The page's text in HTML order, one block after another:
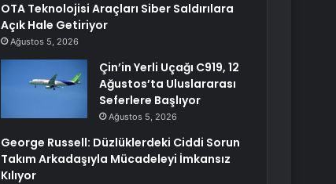
OTA Teknolojisi Araçları Siber Saldırılara
Açık Hale Getiriyor
Ağustos 5, 2026
Çin’in Yerli Uçağı C919, 12
Ağustos’ta Uluslararası
Seferlere Başlıyor
Ağustos 5, 2026
George Russell: Düzlüklerdeki Ciddi Sorun
Takım Arkadaşıyla Mücadeleyi İmkansız
Kılıyor